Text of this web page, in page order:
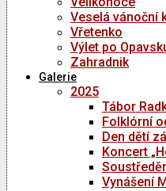
Veselá vánoční
Vřetenko
Výlet po
Zahradnik
Galerie
2025
Tábor
Folklórní
Den dětí
Koncert
Vynášení